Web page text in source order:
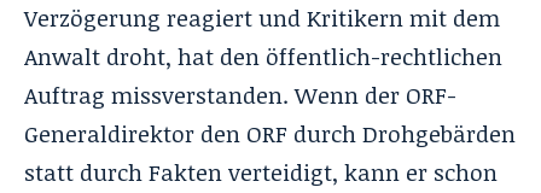
Verzögerung reagiert und Kritikern mit dem
Anwalt droht, hat den öffentlich-rechtlichen
Auftrag missverstanden. Wenn der ORF-
Generaldirektor den ORF durch Drohgebärden
statt durch Fakten verteidigt, kann er schon